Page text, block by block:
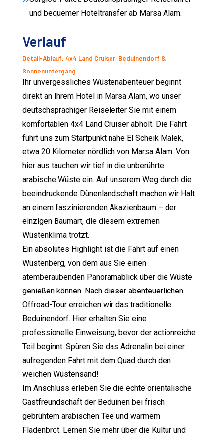
und bequemer Hoteltransfer ab Marsa Alam.
Verlauf
Detail-Ablauf: 4x4 Land Cruiser, Beduinendorf &
Sonnenuntergang
Ihr unvergessliches Wüstenabenteuer beginnt
direkt an Ihrem Hotel in Marsa Alam, wo unser
deutschsprachiger Reiseleiter Sie mit einem
komfortablen 4x4 Land Cruiser abholt. Die Fahrt
führt uns zum Startpunkt nahe El Scheik Malek,
etwa 20 Kilometer nördlich von Marsa Alam. Von
hier aus tauchen wir tief in die unberührte
arabische Wüste ein. Auf unserem Weg durch die
beeindruckende Dünenlandschaft machen wir Halt
an einem faszinierenden Akazienbaum – der
einzigen Baumart, die diesem extremen
Wüstenklima trotzt.
Ein absolutes Highlight ist die Fahrt auf einen
Wüstenberg, von dem aus Sie einen
atemberaubenden Panoramablick über die Wüste
genießen können. Nach dieser abenteuerlichen
Offroad-Tour erreichen wir das traditionelle
Beduinendorf. Hier erhalten Sie eine
professionelle Einweisung, bevor der actionreiche
Teil beginnt: Spüren Sie das Adrenalin bei einer
aufregenden Fahrt mit dem Quad durch den
weichen Wüstensand!
Im Anschluss erleben Sie die echte orientalische
Gastfreundschaft der Beduinen bei frisch
gebrühtem arabischen Tee und warmem
Fladenbrot. Lernen Sie mehr über die Kultur und